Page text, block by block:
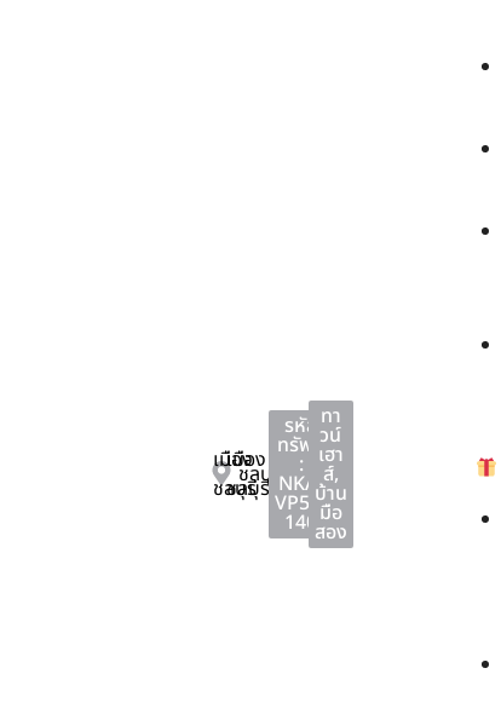
เมือง
ชลบุรี
เมือง
ชลบุรี
ชลบุรี
รหัส
ทรัพย์
:
NKA-
VP51-
140
ทา
วน์
เฮา
ส์,
บ้าน
มือ
สอง